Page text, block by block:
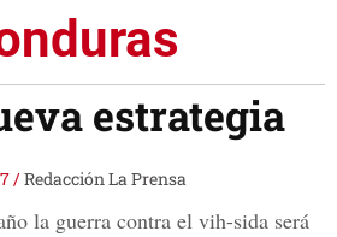
estrategia
/Redacción La Prensa
la guerra contra el vih-sida será